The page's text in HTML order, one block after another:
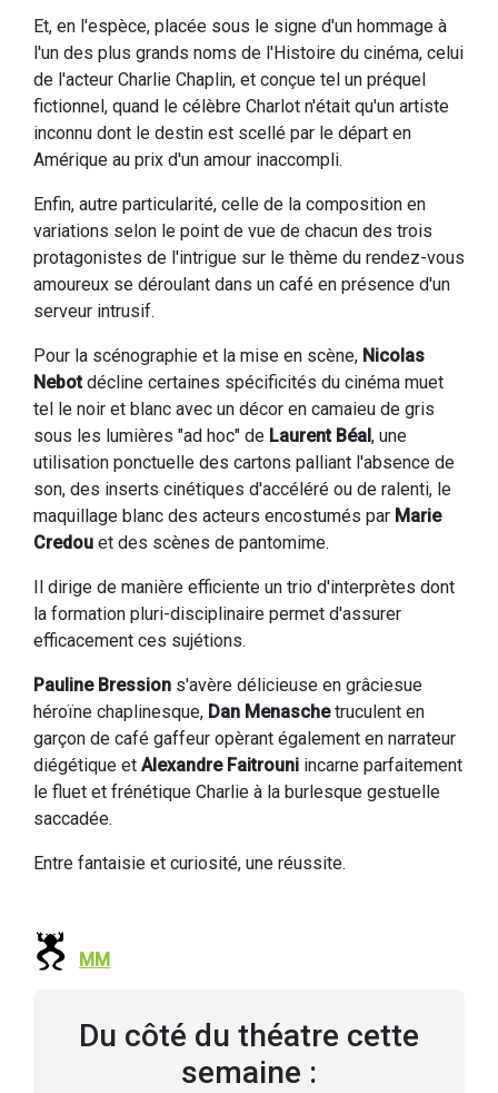
Et, en l'espèce, placée sous le signe d'un hommage à
l'un des plus grands noms de l'Histoire du cinéma, celui
de l'acteur Charlie Chaplin, et conçue tel un préquel
fictionnel, quand le célèbre Charlot n'était qu'un artiste
inconnu dont le destin est scellé par le départ en
Amérique au prix d'un amour inaccompli.
Enfin, autre particularité, celle de la composition en
variations selon le point de vue de chacun des trois
protagonistes de l'intrigue sur le thème du rendez-vous
amoureux se déroulant dans un café en présence d'un
serveur intrusif.
Pour la scénographie et la mise en scène, Nicolas
Nebotdécline certaines spécificités du cinéma muet
tel le noir et blanc avec un décor en camaieu de gris
sous les lumières "ad hoc" de Laurent Béal, une
utilisation ponctuelle des cartons palliant l'absence de
son, des inserts cinétiques d'accéléré ou de ralenti, le
maquillage blanc des acteurs encostumés par Marie
Credou et des scènes de pantomime.
Il dirige de manière efficiente un trio d'interprètes dont
la formation pluri-disciplinaire permet d'assurer
efficacement ces sujétions.
Pauline Bression s'avère délicieuse en grâciesue
héroïne chaplinesque, Dan Menaschetruculent en
garçon de café gaffeur opèrant également en narrateur
diégétique et Alexandre Faitrouni incarne parfaitement
le fluet et frénétique Charlie à la burlesque gestuelle
saccadée.
Entre fantaisie et curiosité, une réussite.
MM
Du côté du théatre cette
semaine :